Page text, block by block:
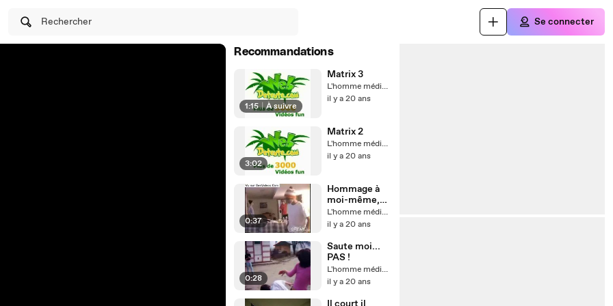
Rechercher Se connecter
Recommandations
1:15 | À suivre
Matrix 3
L'homme médiatik
il y a 20 ans
3:02
Matrix 2
L'homme médiatik
il y a 20 ans
0:37
Hommage à
moi-même,
va
comprendre !
L'homme médiatik
il y a 20 ans
0:28
Saute moi...
PAS !
L'homme médiatik
il y a 20 ans